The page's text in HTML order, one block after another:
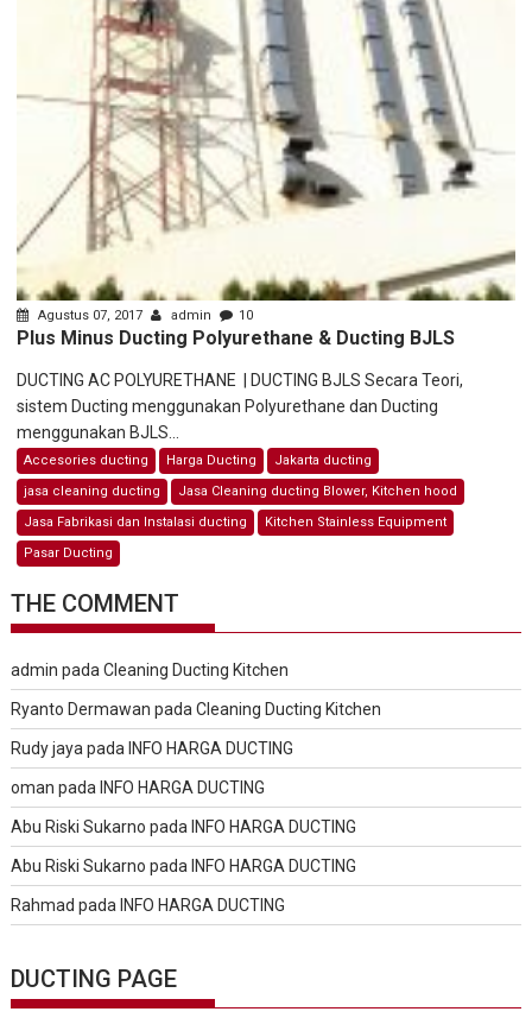
Agustus 07, 2017 admin 10
Plus Minus Ducting Polyurethane & Ducting BJLS
DUCTING AC POLYURETHANE | DUCTING BJLS Secara Teori,
sistem Ducting menggunakan Polyurethane dan Ducting
menggunakan BJLS...
Accesories ducting Harga Ducting
Jakarta ducting
jasa cleaning ducting
Jasa Cleaning ducting Blower, Kitchen hood
Jasa Fabrikasi dan Instalasi ducting
Kitchen Stainless Equipment
Pasar Ducting
THE COMMENT
admin padaCleaning Ducting Kitchen
Ryanto Dermawan padaCleaning Ducting Kitchen
Rudy jaya padaINFO HARGA DUCTING
oman padaINFO HARGA DUCTING
Abu Riski Sukarno padaINFO HARGA DUCTING
Abu Riski Sukarno padaINFO HARGA DUCTING
Rahmad padaINFO HARGA DUCTING
DUCTING PAGE